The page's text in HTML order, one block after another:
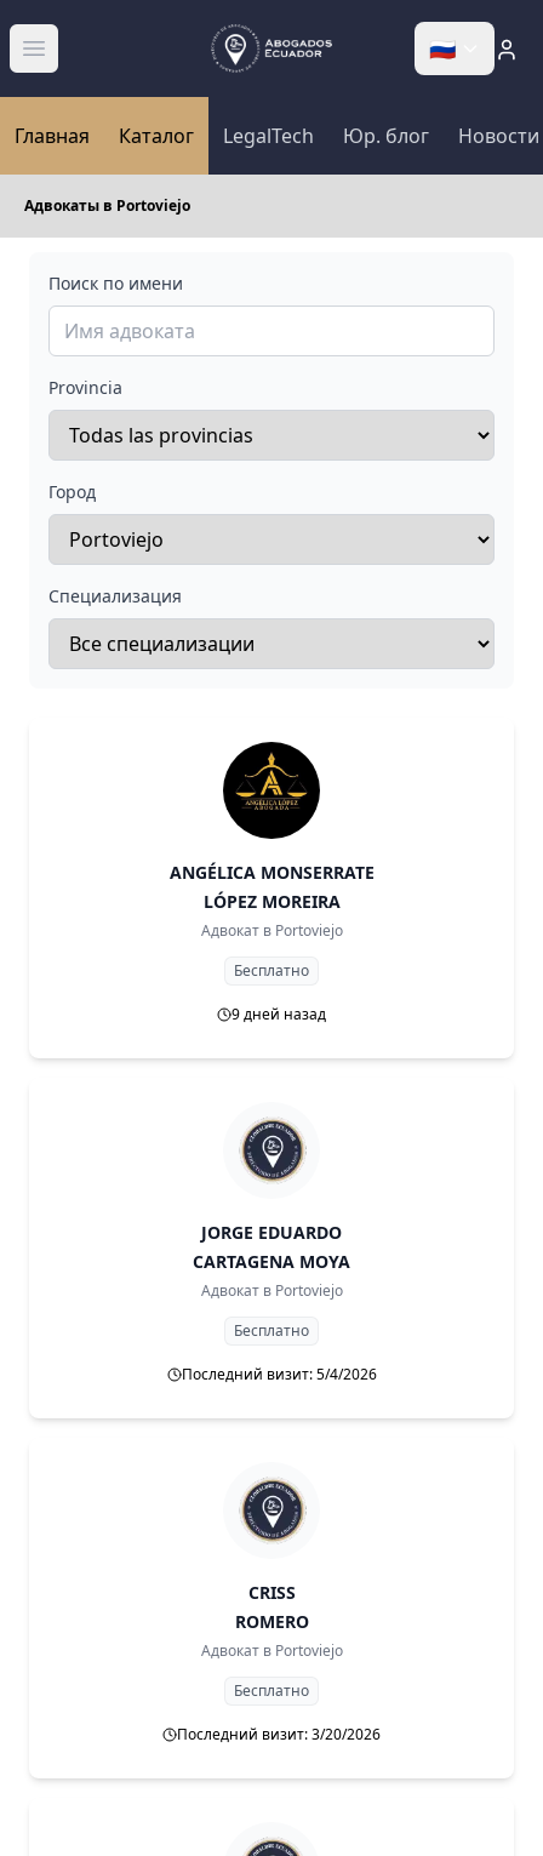
Abrir menú 🇷🇺
Главная Каталог LegalTech Юр. блог Новости
Адвокаты в Portoviejo
Поиск по имени
Provincia
Город
Специализация
ANGÉLICA MONSERRATE
LÓPEZ MOREIRA
Адвокат в Portoviejo
Бесплатно
9 дней назад
JORGE EDUARDO
CARTAGENA MOYA
Адвокат в Portoviejo
Бесплатно
Последний визит: 5/4/2026
CRISS
ROMERO
Адвокат в Portoviejo
Бесплатно
Последний визит: 3/20/2026